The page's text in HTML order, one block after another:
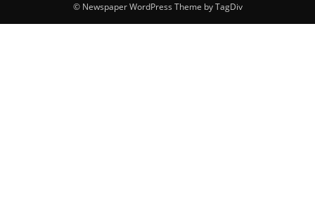
© Newspaper WordPress Theme by TagDiv